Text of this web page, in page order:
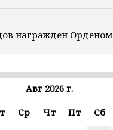
награжден Орденом
провели урок
«Майралла»
Авг 2026 г.
Ср Чт Пт Сб